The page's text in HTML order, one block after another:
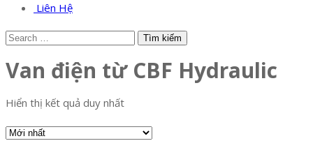
Liên Hệ
Van điện từ CBF Hydraulic
Hiển thị kết quả duy nhất